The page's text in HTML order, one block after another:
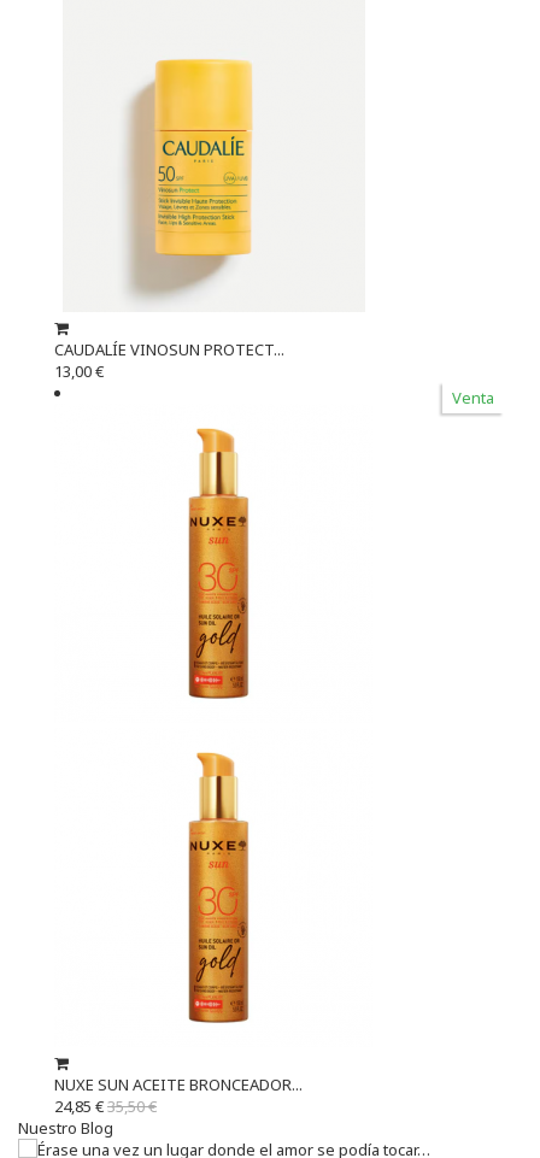
CAUDALÍE VINOSUN PROTECT...
13,00 €
Venta
NUXE SUN ACEITE BRONCEADOR...
24,85 €35,50 €
Nuestro Blog